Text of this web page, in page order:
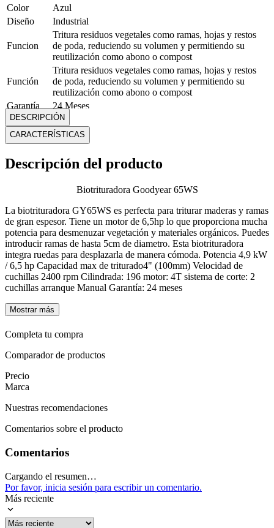
Color
Azul
Diseño
Industrial
Funcion
Tritura residuos vegetales como ramas, hojas y restos
de poda, reduciendo su volumen y permitiendo su
reutilización como abono o compost
Función
Tritura residuos vegetales como ramas, hojas y restos
de poda, reduciendo su volumen y permitiendo su
reutilización como abono o compost
Garantía
24 Meses
Marca
Goodyear
Material
Metal
Medidas
Alto: 57 cm. Ancho: 89 cm. Profundidad: 87 cm
Modelo
GY65WS
105 Kg
Mostrar más
DESCRIPCIÓN
CARACTERÍSTICAS
Descripción del producto
Biotrituradora Goodyear 65WS
La biotrituradora GY65WS es perfecta para triturar maderas y ramas
de gran espesor. Tiene un motor de 6,5hp lo que proporciona mucha
potencia para desmenuzar vegetación y materiales orgánicos. Puedes
introducir ramas de hasta 5cm de diametro. Esta biotrituradora
integra ruedas para desplazarla de manera cómoda. Potencia 4,9 kW
/ 6,5 hp Capacidad max de triturado4" (100mm) Velocidad de
cuchillas 2400 rpm Cilindrada: 196 motor: 4T sistema de corte: 2
cuchillas arranque Manual Garantía: 24 meses
Mostrar más
Completa tu compra
Comparador de productos
Precio
Marca
Nuestras recomendaciones
Comentarios sobre el producto
Comentarios
Cargando el resumen…
Por favor, inicia sesión para escribir un comentario.
Más reciente